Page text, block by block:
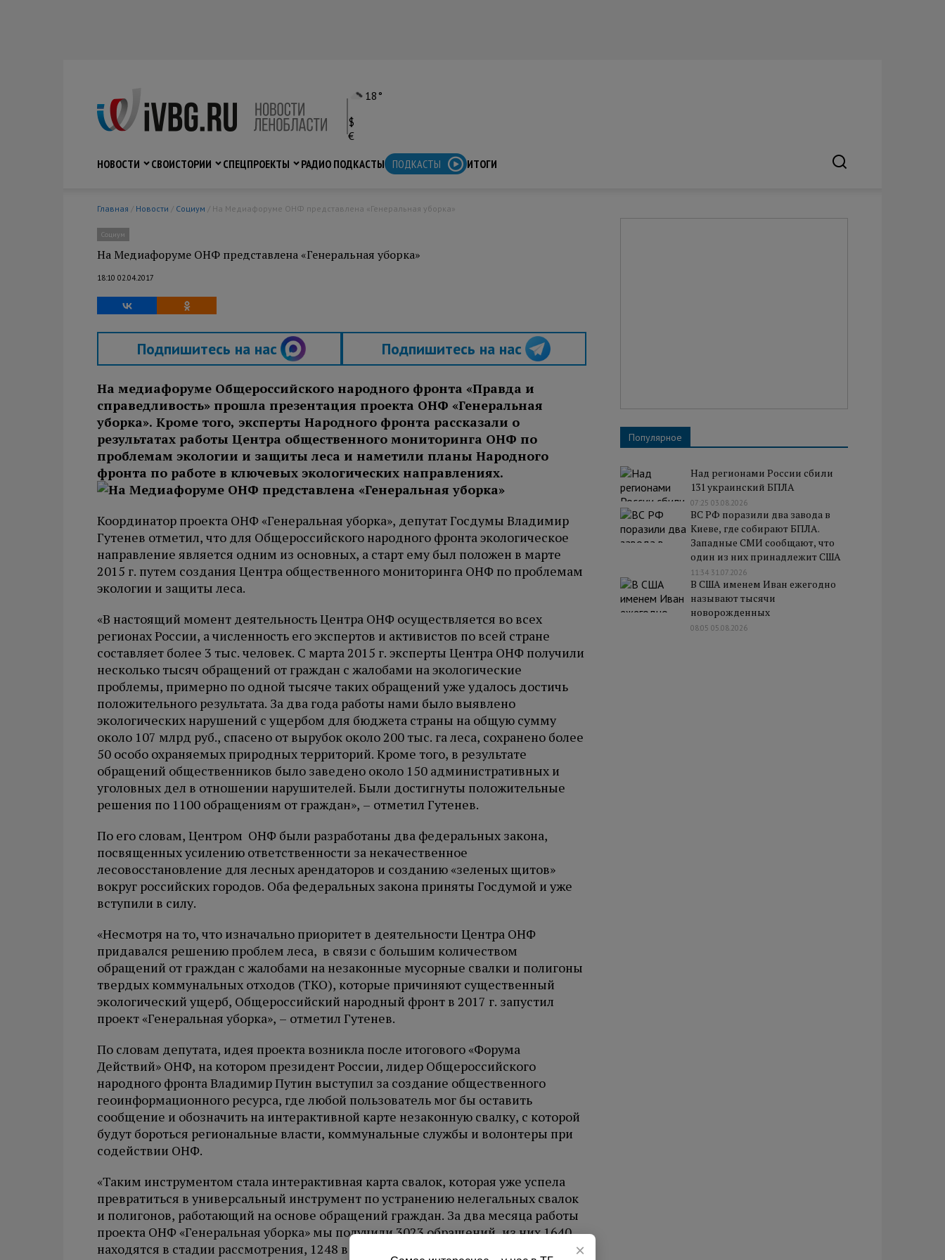
18°
$
€
НОВОСТИ
СВОИСТОРИИ СПЕЦПРОЕКТЫ РАДИО ПОДКАСТЫ ПОДКАСТЫ ИТОГИ
Главная / Новости / Социум / На Медиафоруме ОНФ представлена «Генеральная уборка»
Социум
На Медиафоруме ОНФ представлена «Генеральная уборка»
18:10 02.04.2017
Подпишитесь на нас Подпишитесь на нас
На медиафоруме Общероссийского народного фронта «Правда и
справедливость» прошла презентация проекта ОНФ «Генеральная
уборка». Кроме того, эксперты Народного фронта рассказали о
результатах работы Центра общественного мониторинга ОНФ по
проблемам экологии и защиты леса и наметили планы Народного
фронта по работе в ключевых экологических направлениях.
Координатор проекта ОНФ «Генеральная уборка», депутат Госдумы Владимир
Гутенев отметил, что для Общероссийского народного фронта экологическое
направление является одним из основных, а старт ему был положен в марте
2015 г. путем создания Центра общественного мониторинга ОНФ по проблемам
экологии и защиты леса.
«В настоящий момент деятельность Центра ОНФ осуществляется во всех
регионах России, а численность его экспертов и активистов по всей стране
составляет более 3 тыс. человек. С марта 2015 г. эксперты Центра ОНФ получили
несколько тысяч обращений от граждан с жалобами на экологические
проблемы, примерно по одной тысяче таких обращений уже удалось достичь
положительного результата. За два года работы нами было выявлено
экологических нарушений c ущербом для бюджета страны на общую сумму
около 107 млрд руб., спасено от вырубок около 200 тыс. га леса, сохранено более
50 особо охраняемых природных территорий. Кроме того, в результате
обращений общественников было заведено около 150 административных и
уголовных дел в отношении нарушителей. Были достигнуты положительные
решения по 1100 обращениям от граждан», – отметил Гутенев.
По его словам, Центром ОНФ были разработаны два федеральных закона,
посвященных усилению ответственности за некачественное
лесовосстановление для лесных арендаторов и созданию «зеленых щитов»
вокруг российских городов. Оба федеральных закона приняты Госдумой и уже
вступили в силу.
«Несмотря на то, что изначально приоритет в деятельности Центра ОНФ
придавался решению проблем леса, в связи с большим количеством
обращений от граждан с жалобами на незаконные мусорные свалки и полигоны
твердых коммунальных отходов (ТКО), которые причиняют существенный
экологический ущерб, Общероссийский народный фронт в 2017 г. запустил
проект «Генеральная уборка», – отметил Гутенев.
По словам депутата, идея проекта возникла после итогового «Форума
Действий» ОНФ, на котором президент России, лидер Общероссийского
народного фронта Владимир Путин выступил за создание общественного
геоинформационного ресурса, где любой пользователь мог бы оставить
сообщение и обозначить на интерактивной карте незаконную свалку, с которой
будут бороться региональные власти, коммунальные службы и волонтеры при
содействии ОНФ.
«Таким инструментом стала интерактивная карта свалок, которая уже успела
превратиться в универсальный инструмент по устранению нелегальных свалок
и полигонов, работающий на основе обращений граждан. За два месяца работы
проекта ОНФ «Генеральная уборка» мы получили 3023 обращений, из них 1640
находятся в стадии рассмотрения, 1248 в работе и по 135 проблемам
Популярное
Над регионами России сбили
131 украинский БПЛА
07:25 03.08.2026
ВС РФ поразили два завода в
Киеве, где собирают БПЛА.
Западные СМИ сообщают, что
один из них принадлежит США
11:34 31.07.2026
В США именем Иван ежегодно
называют тысячи
новорожденных
08:05 05.08.2026
×